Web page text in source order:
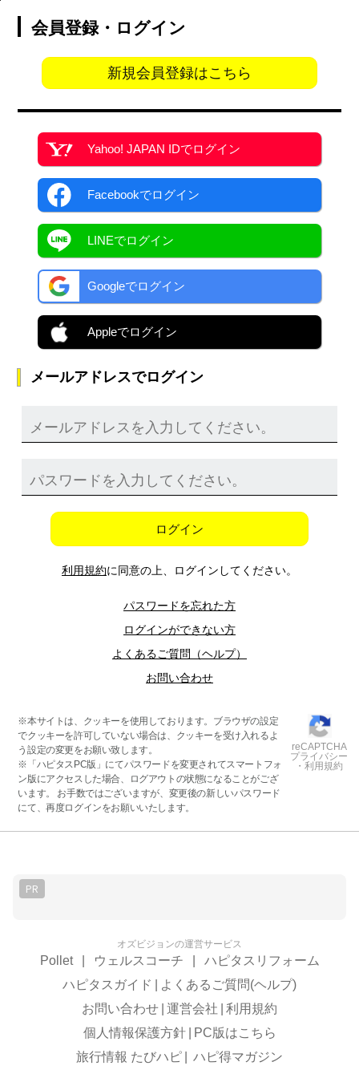
会員登録・ログイン
新規会員登録はこちら
Yahoo! JAPAN IDでログイン
Facebookでログイン
LINEでログイン
Googleでログイン
Appleでログイン
メールアドレスでログイン
ログイン
利用規約に同意の上、ログインしてください。
パスワードを忘れた方
ログインができない方
よくあるご質問（ヘルプ）
お問い合わせ
※本サイトは、クッキーを使用しております。ブラウザの設定
でクッキーを許可していない場合は、クッキーを受け入れるよ
う設定の変更をお願い致します。
※「ハピタスPC版」にてパスワードを変更されてスマートフォ
ン版にアクセスした場合、ログアウトの状態になることがござ
います。 お手数ではございますが、変更後の新しいパスワード
にて、再度ログインをお願いいたします。
reCAPTCHA
プライバシー
・利用規約
PR
オズビジョンの運営サービス
Pollet ウェルスコーチ
ハピタスリフォーム
ハピタスガイド
よくあるご質問(ヘルプ)
お問い合わせ 運営会社
利用規約
個人情報保護方針
PC版はこちら
旅行情報 たびハピ
ハピ得マガジン